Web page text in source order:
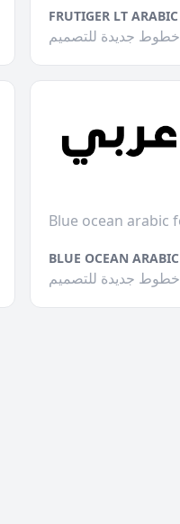
خطوط جديدة للتصميم
Blue ocean arabic
BLUE OCEAN
خطوط جديدة للتصميم